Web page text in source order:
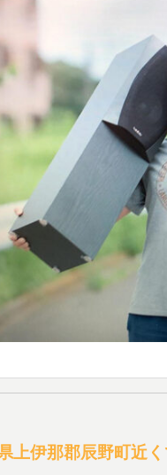
上伊那郡辰野町近